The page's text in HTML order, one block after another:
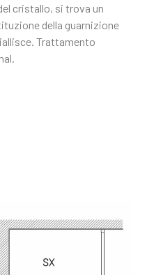
cristallo, si trova un
della guarnizione
Trattamento